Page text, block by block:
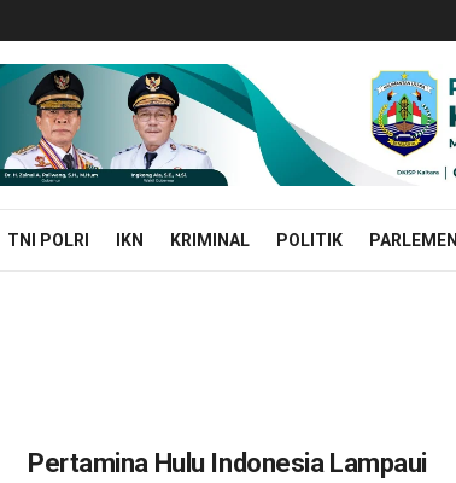
TNI POLRI IKN KRIMINAL POLITIK PARLEMEN
Pertamina Hulu Indonesia Lampaui